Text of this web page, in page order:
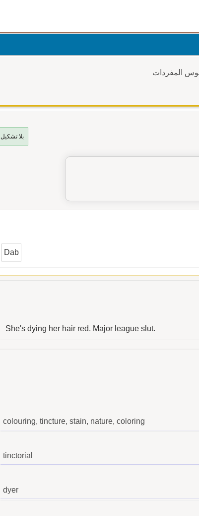
المفردات
بلا تشكيل
Dab
She's dying her hair red. Major league slut.
colouring, tincture, stain, nature, coloring
tinctorial
dyer